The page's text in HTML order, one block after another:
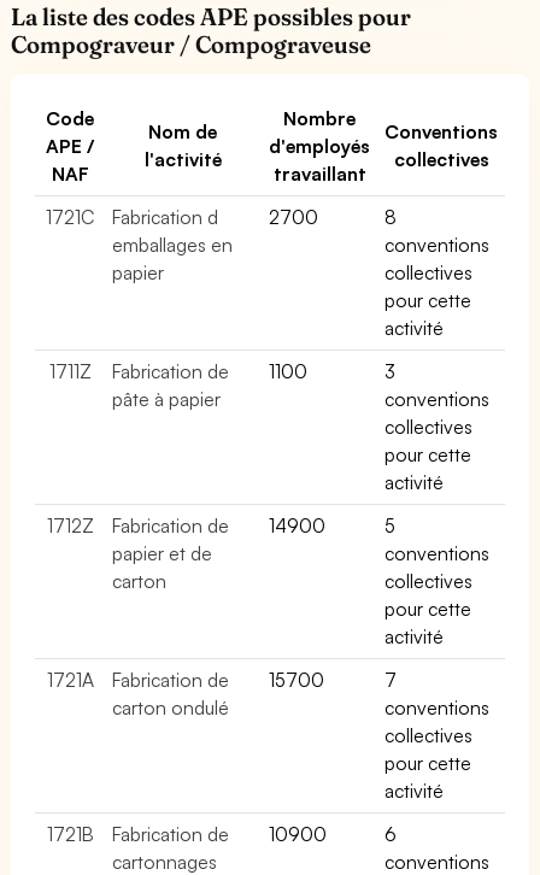
La liste des codes APE possibles pour
Compograveur / Compograveuse
Code
APE /
NAF
Nom de
l'activité
Nombre
d'employés
travaillant
Conventions
collectives
1721C
Fabrication d
emballages en
papier
2700
8
conventions
collectives
pour cette
activité
1711Z
Fabrication de
pâte à papier
1100
3
conventions
collectives
pour cette
activité
1712Z
Fabrication de
papier et de
carton
14900
5
conventions
collectives
pour cette
activité
1721A
Fabrication de
carton ondulé
15700
7
conventions
collectives
pour cette
activité
1721B
Fabrication de
cartonnages
10900
6
conventions